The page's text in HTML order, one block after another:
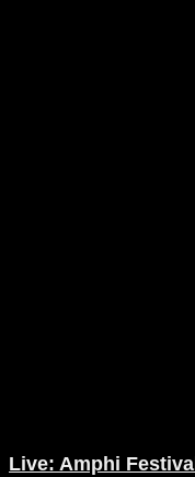
Live: Amphi